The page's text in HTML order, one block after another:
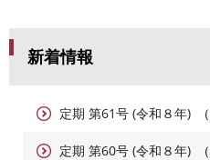
新着情報
定期 第61号 (令和８年)
定期 第60号 (令和８年)